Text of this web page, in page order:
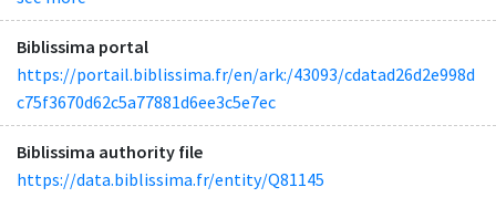
Biblissima portal
https://portail.biblissima.fr/en/ark:/43093/cdatad26d2e998d
c75f3670d62c5a77881d6ee3c5e7ec
Biblissima authority file
https://data.biblissima.fr/entity/Q81145